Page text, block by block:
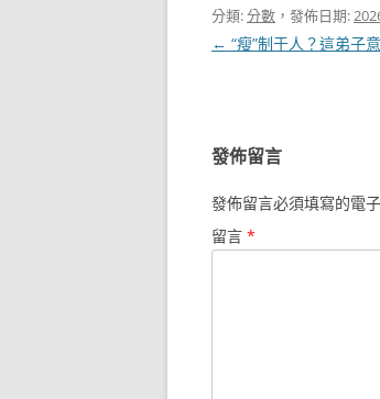
分類:分數 ，發佈日期:
文
← “瘦”制于人？這弟子
發佈留言
發佈留言必須填寫的電
留言 *